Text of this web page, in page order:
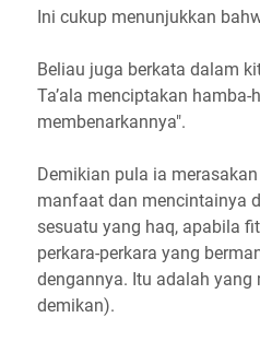
Ini cukup menunjukkan
Beliau juga berkata dalam
Ta’ala menciptakan
membenarkannya".
Demikian pula ia
manfaat dan mencintainya
sesuatu yang haq, apabila
perkara-perkara yang
dengannya. Itu adalah yang
demikan).